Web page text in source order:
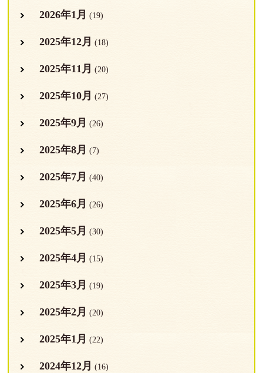
2026年1月 (19)
2025年12月 (18)
2025年11月 (20)
2025年10月 (27)
2025年9月 (26)
2025年8月 (7)
2025年7月 (40)
2025年6月 (26)
2025年5月 (30)
2025年4月 (15)
2025年3月 (19)
2025年2月 (20)
2025年1月 (22)
2024年12月 (16)